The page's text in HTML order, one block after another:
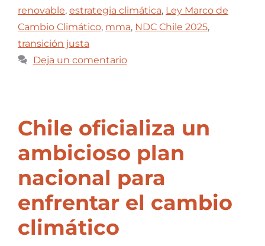
renovable, estrategia climática, Ley Marco de
Cambio Climático, mma, NDC Chile 2025,
transición justa
Deja un comentario
Chile oficializa un
ambicioso plan
nacional para
enfrentar el cambio
climático